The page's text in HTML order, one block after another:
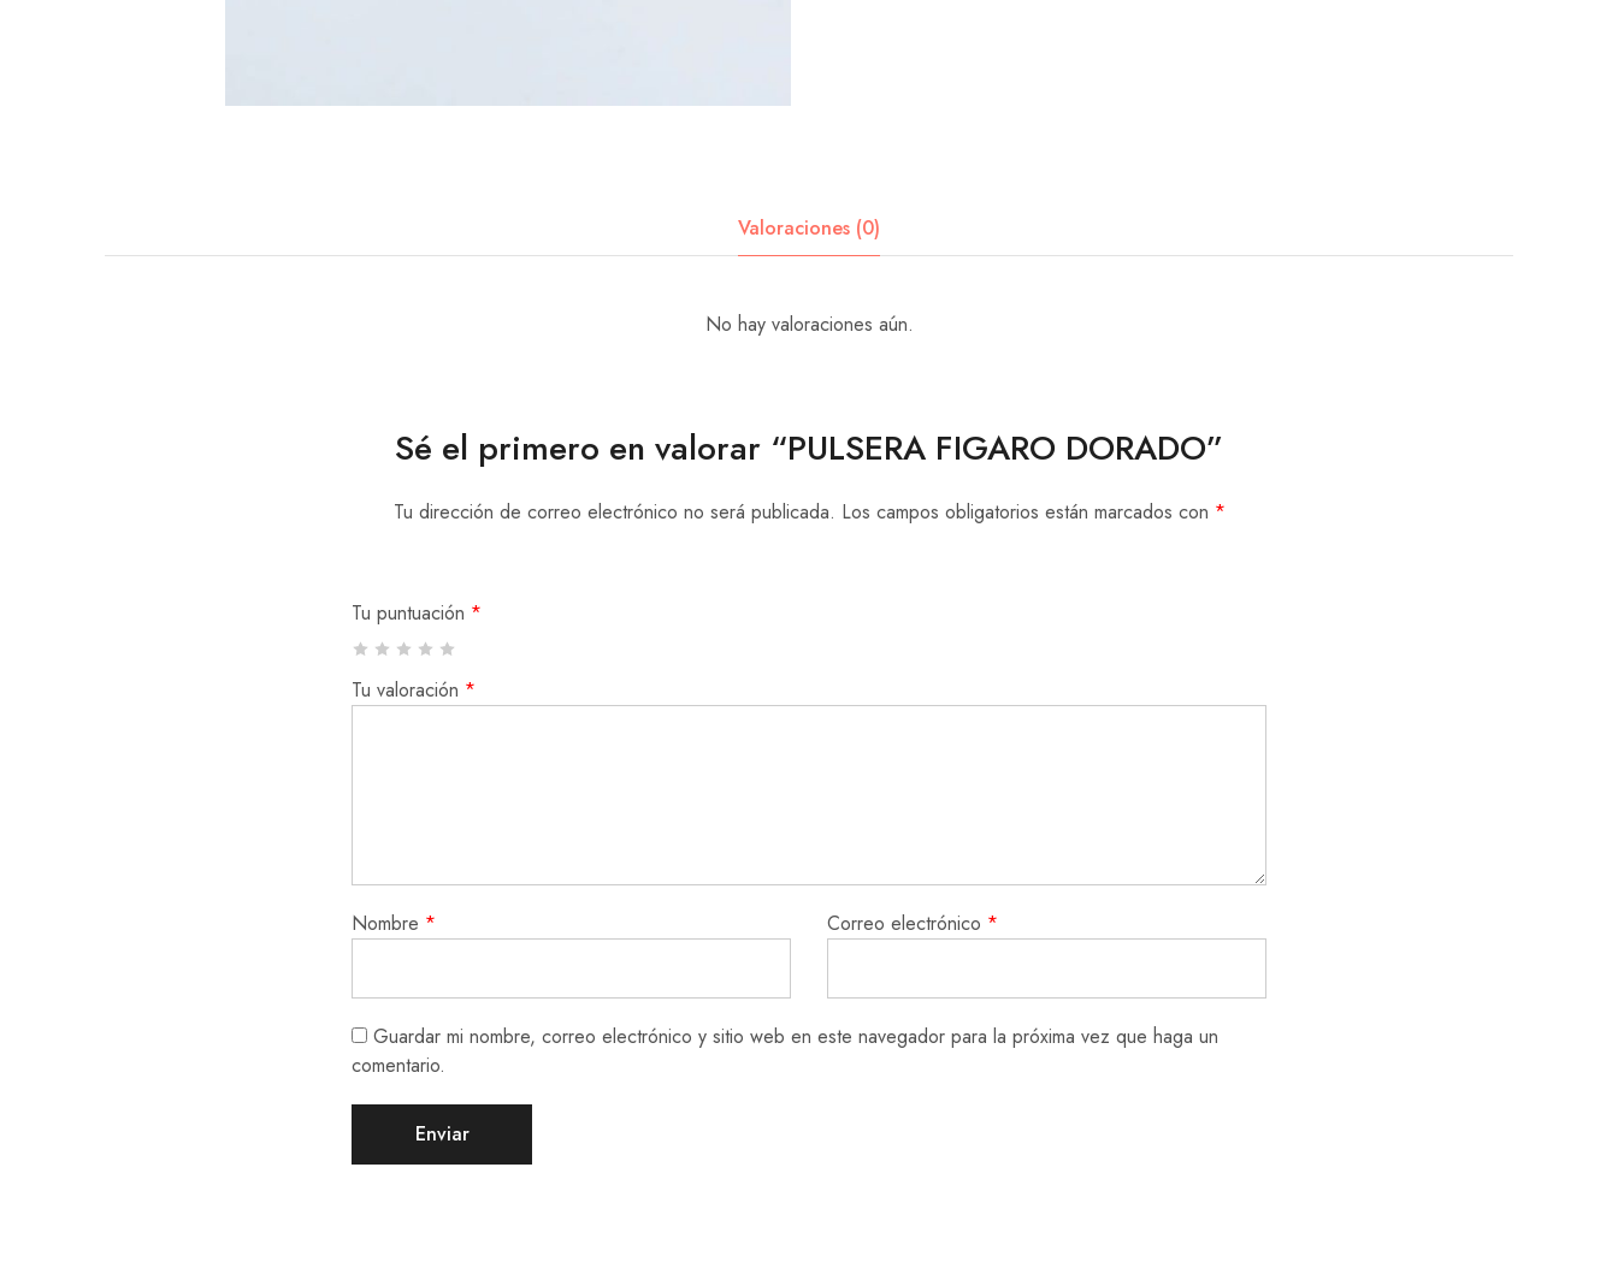
Valoraciones (0)
No hay valoraciones aún.
Sé el primero en valorar “PULSERA FIGARO DORADO”
Tu dirección de correo electrónico no será publicada. Los campos obligatorios están marcados con *
Tu puntuación *
Tu valoración *
Nombre * Correo electrónico *
Guardar mi nombre, correo electrónico y sitio web en este navegador para la próxima vez que haga un
comentario.